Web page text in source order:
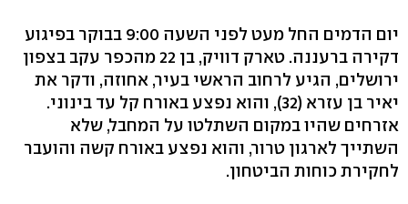
יום הדמים החל מעט לפני השעה 9:00 בבוקר בפיגוע
דקירה ברעננה. טארק דוויק, בן 22 מהכפר עקב בצפון
ירושלים, הגיע לרחוב הראשי בעיר, אחוזה, ודקר את
יאיר בן עזרא (32), והוא נפצע באורח קל עד בינוני.
אזרחים שהיו במקום השתלטו על המחבל, שלא
השתייך לארגון טרור, והוא נפצע באורח קשה והועבר
לחקירת כוחות הביטחון.